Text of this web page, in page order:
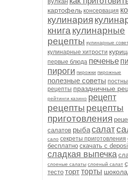
картофель консервация
кулинария
книга кулинарные
рецепты кулинарные
кулинарные хитрости
первые блюда печенье
пироги пирожки пирожные
полезные советы
рецепты праздничные
рейтинги казино рецепт
рецепты рецепты
приготовления
салатов рыбасалат
сало секреты приготовления
бесплатно скачать с
сладкая выпечка
слоеные салаты слоеный салат
тесто тортторты